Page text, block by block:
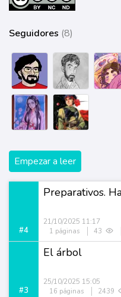
Seguidores (8)
Empezar a leer
#4
Preparativos.
21/10/2025 11:17
1 páginas 43
#3
El árbol
25/10/2025 15:05
16 páginas 2439